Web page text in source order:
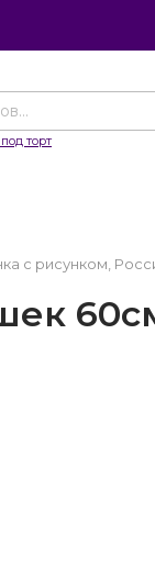
торт
с рисунком,